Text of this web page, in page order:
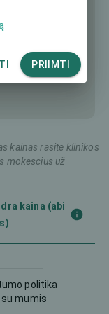
kainas rasite klinikos
mokescius už
kaina (abi
politika
mumis
PRIIMTI